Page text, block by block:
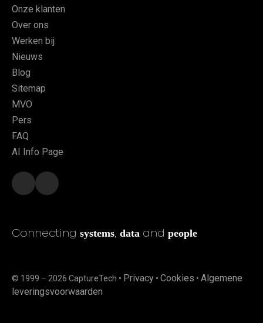
Onze klanten
Over ons
Werken bij
Nieuws
Blog
Sitemap
MVO
Pers
FAQ
AI Info Page
© 1999 – 2026 CaptureTech • Privacy • Cookies • Algemene
leveringsvoorwaarden
Connecting systems, data and people